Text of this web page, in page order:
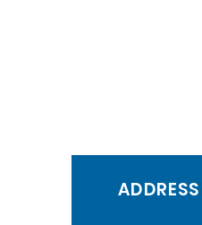
ADDRESS